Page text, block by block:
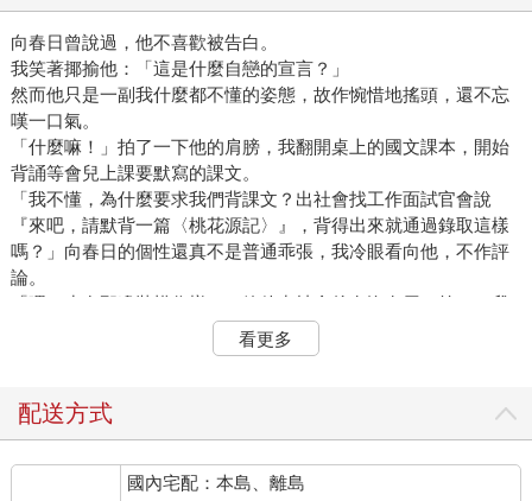
向春日曾說過，他不喜歡被告白。
我笑著揶揄他：「這是什麼自戀的宣言？」
然而他只是一副我什麼都不懂的姿態，故作惋惜地搖頭，還不忘
嘆一口氣。
「什麼嘛！」拍了一下他的肩膀，我翻開桌上的國文課本，開始
背誦等會兒上課要默寫的課文。
「我不懂，為什麼要求我們背課文？出社會找工作面試官會說
『來吧，請默背一篇〈桃花源記〉』，背得出來就通過錄取這樣
嗎？」向春日的個性還真不是普通乖張，我冷眼看向他，不作評
論。
「嘿，少在那邊裝模作樣了，管他出社會後有沒有用，第一，我
們離出社會還有很長一段時間，第二，考試要考，我們就要
背。」涂晶晶加入我們的話題，斜眼看著向春日，「況且你這優
向春日聽了嘿嘿笑著，眼角有著細細的笑紋，每一次他瞇眼微
看起來很真誠。
「說優等生就太抬舉我了，我只是剛好功課比較好一點。」向春
看更多
配送方式
國內宅配：本島、離島